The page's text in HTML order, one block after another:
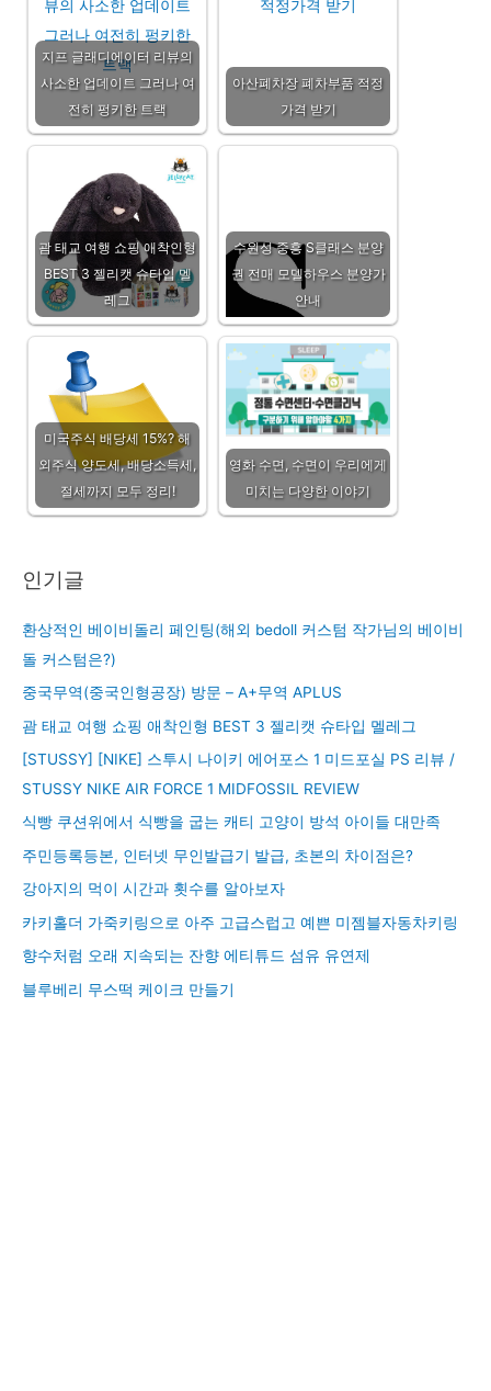
지프 글래디에이터 리뷰의
사소한 업데이트 그러나 여
전히 펑키한 트랙
아산폐차장 폐차부품 적정
가격 받기
괌 태교 여행 쇼핑 애착인형
BEST 3 젤리캣 슈타입 멜
레그
수원성 중흥 S클래스 분양
권 전매 모델하우스 분양가
안내
미국주식 배당세 15%? 해
외주식 양도세, 배당소득세,
절세까지 모두 정리!
영화 수면, 수면이 우리에게
미치는 다양한 이야기
인기글
환상적인 베이비돌리 페인팅(해외 bedoll 커스텀 작가님의 베이비
돌 커스텀은?)
중국무역(중국인형공장) 방문 – A+무역 APLUS
괌 태교 여행 쇼핑 애착인형 BEST 3 젤리캣 슈타입 멜레그
[STUSSY] [NIKE] 스투시 나이키 에어포스 1 미드포실 PS 리뷰 /
STUSSY NIKE AIR FORCE 1 MIDFOSSIL REVIEW
식빵 쿠션위에서 식빵을 굽는 캐티 고양이 방석 아이들 대만족
주민등록등본, 인터넷 무인발급기 발급, 초본의 차이점은?
강아지의 먹이 시간과 횟수를 알아보자
카키홀더 가죽키링으로 아주 고급스럽고 예쁜 미젬블자동차키링
향수처럼 오래 지속되는 잔향 에티튜드 섬유 유연제
블루베리 무스떡 케이크 만들기